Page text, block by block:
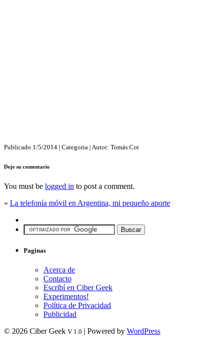
Publicado 1/5/2014 | Categoria | Autor: Tomás Cot
Deje su comentario
You must be logged in to post a comment.
« La telefonía móvil en Argentina, mi pequeño aporte
Paginas
Acerca de
Contacto
Escribí en Ciber Geek
Experimentos!
Política de Privacidad
Publicidad
© 2026 Ciber Geek V 1.0 | Powered by WordPress